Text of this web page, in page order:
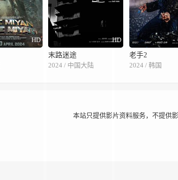
HD
HD
末路迷途
2024 / 中国大陆
老手2
2024 / 韩国
本站只提供影片资料服务，不提供